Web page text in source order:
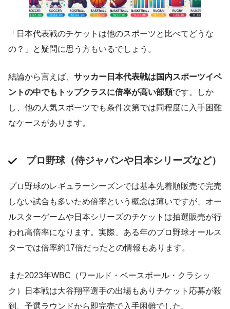
「日本代表戦のチケットは他のスポーツと比べてどうな
の？」と疑問に思う方もいるでしょう。
結論から言えば、 サッカー日本代表戦は国内スポーツイベ
ントの中でもトップクラスに倍率が高い部類です。しか
し、他の人気スポーツでも条件次第では同程度に入手困難
なケースがあります。
プロ野球（侍ジャパンや日本シリーズなど）
プロ野球のレギュラーシーズンでは基本先着順販売で完売
しない試合も多いため倍率という概念は薄いですが、オー
ルスターゲームや日本シリーズのチケットは抽選販売が行
われ高倍率になります。実際、ある年のプロ野球オールス
ターでは倍率約17倍だったとの情報もあります​。
また2023年WBC（ワールド・ベースボール・クラシッ
ク）日本戦は大谷翔平選手の出場もありチケット応募が殺
到、予選ラウンドから即完売で入手困難でした。